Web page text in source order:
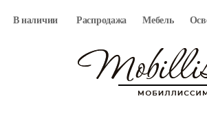
В наличии Распродажа Мебель